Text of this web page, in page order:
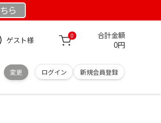
ら
ゲスト様 0 合計金額
0円
変更 ログイン 新規会員登録